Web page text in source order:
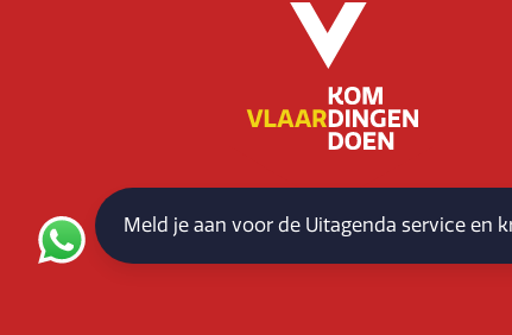
Meld je aan voor de Uitagenda service en